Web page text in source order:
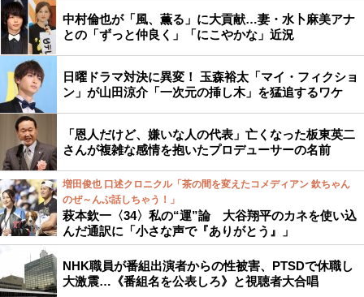
中村倫也が「風、薫る」に大貢献…妻・水卜麻美アナ
との「ずっと仲良く」「にこやかな」近況
日曜ドラマ対決に異変！ 玉森裕太「マイ・フィクショ
ン」が山田涼介「一次元の挿し木」を猛追するワケ
「恩人だけど、嫌いな人の代表」亡くなった板東英二
さんが複雑な感情を抱いたプロデューサーの名前
増田俊也 口述クロニクル「茶の間を変えたコメディアン 欽ちゃん
のぜ～んぶ話しちゃう！」
萩本欽一〈34〉私の“運”論 大谷翔平のカネを使い込
んだ通訳に「小さな声で『ありがとう』」
NHK職員が番組出演者からの性被害、PTSDで休職し
大激震…《番組名を公表しろ》と視聴者大合唱